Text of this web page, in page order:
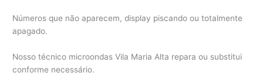
Números que não aparecem, display piscando ou totalmente
apagado.
Nosso técnico microondas Vila Maria Alta repara ou substitui
conforme necessário.